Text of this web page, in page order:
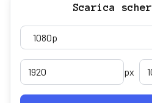
Scarica
px